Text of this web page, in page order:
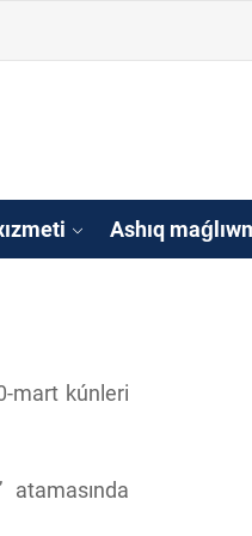
Ashıq
mart kúnleri